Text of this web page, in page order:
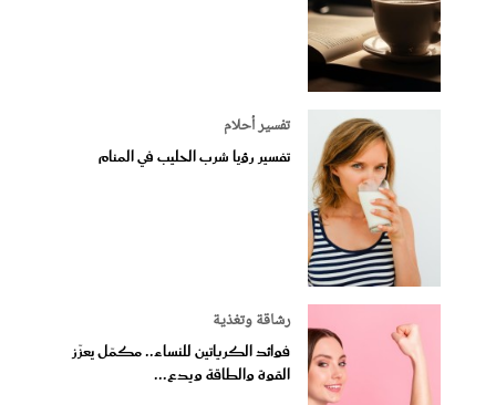
تفسير أحلام
تفسير رؤيا شرب الحليب في المنام
رشاقة وتغذية
فوائد الكرياتين للنساء.. مكمّل يعزّز
القوة والطاقة ويدع...